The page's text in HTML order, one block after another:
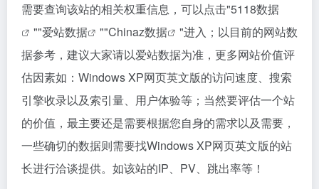
需要查询该站的相关权重信息，可以点击"5118数据
""爱站数据 ""Chinaz数据
"进入；以目前的网站数
据参考，建议大家请以爱站数据为准，更多网站价值评
估因素如：Windows XP网页英文版的访问速度、搜索
引擎收录以及索引量、用户体验等；当然要评估一个站
的价值，最主要还是需要根据您自身的需求以及需要，
一些确切的数据则需要找Windows XP网页英文版的站
长进行洽谈提供。如该站的IP、PV、跳出率等！